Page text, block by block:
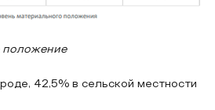
положение
42,5% в сельской местности